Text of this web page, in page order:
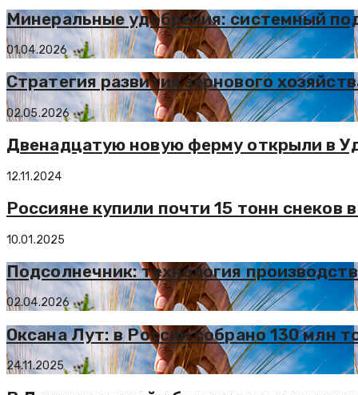
Минеральные удобрения: системный
01.04.2026
Стратегия развития зернового
02.05.2026
Двенадцатую новую ферму открыли в
12.11.2024
Россияне купили почти 15 тонн
10.01.2025
Подсолнечник: технология
02.04.2026
Оксана Лут: в России собрано 130 млн
24.11.2025